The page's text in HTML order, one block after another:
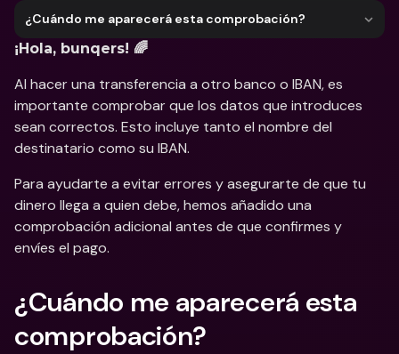
¿Cuándo me aparecerá esta comprobación?
¡Hola, bunqers! 🌈
Al hacer una transferencia a otro banco o IBAN, es
importante comprobar que los datos que introduces
sean correctos. Esto incluye tanto el nombre del
destinatario como su IBAN.
Para ayudarte a evitar errores y asegurarte de que tu
dinero llega a quien debe, hemos añadido una
comprobación adicional antes de que confirmes y
envíes el pago.
¿Cuándo me aparecerá esta
comprobación?